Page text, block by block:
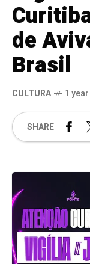
de
Brasil
CULTURA 1
SHARE